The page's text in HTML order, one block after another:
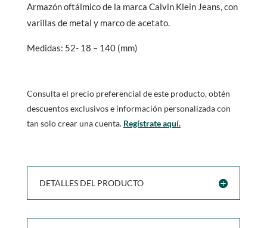
Armazón oftálmico de la marca Calvin Klein Jeans, con
varillas de metal y marco de acetato.
Medidas: 52- 18 – 140 (mm)
Consulta el precio preferencial de este producto, obtén
descuentos exclusivos e información personalizada con
tan solo crear una cuenta. Regístrate aquí.
DETALLES DEL PRODUCTO